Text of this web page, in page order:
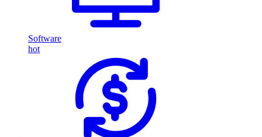
Software
hot